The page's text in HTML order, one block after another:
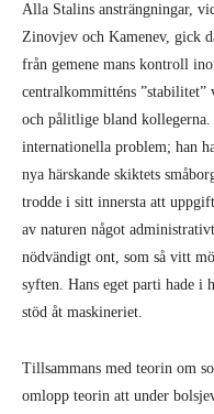
Alla Stalins ansträngningar,
Zinovjev och Kamenev, gick
från gemene mans kontroll
centralkommitténs ”stabilitet”
och pålitlige bland kollegerna.
internationella problem; han
nya härskande skiktets
trodde i sitt innersta att
av naturen något
nödvändigt ont, som så vitt
syften. Hans eget parti hade i
stöd åt maskineriet.
Tillsammans med teorin om
omlopp teorin att under